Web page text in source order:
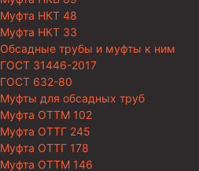
Муфта НКТ 48
Муфта НКТ 33
Обсадные трубы и муфты к ним
ГОСТ 31446-2017
ГОСТ 632-80
Муфты для обсадных труб
Муфта ОТТМ 102
Муфта ОТТГ 245
Муфта ОТТГ 178
Муфта ОТТМ 146